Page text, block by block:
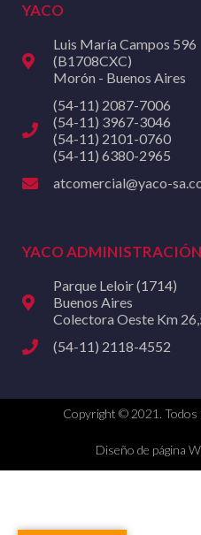
YACO
Luis María Campos 596
(B1708CXC)
Morón - Buenos Aires
(54-11) 2087-7006
(54-11) 3967-3046
(54-11) 2101-0760
(54-11) 6380-2965
atcomercial@yaco-
YACO ADMINISTRACIÓN
Parque Leloir (1714)
Buenos Aires
Colectora Oeste Km
(54-11) 2118-4552
Copyright © 2021.
Diseño de página